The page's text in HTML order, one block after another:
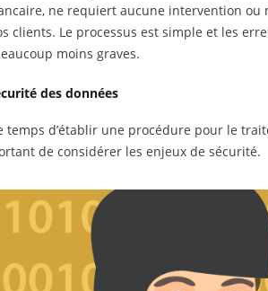
ne requiert aucune intervention
clients. Le processus est simple et les
moins graves.
des données
temps d’établir une procédure pour le
de considérer les enjeux de sécurité.